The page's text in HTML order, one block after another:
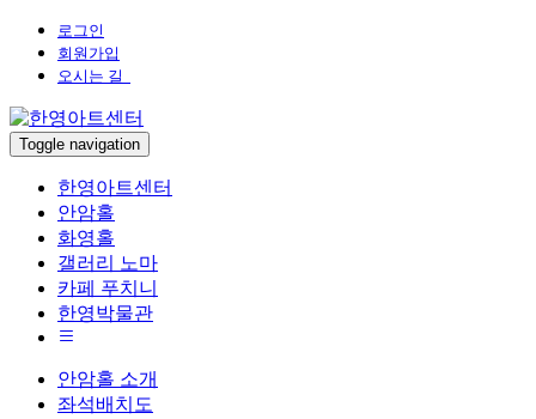
로그인
회원가입
오시는 길
Toggle navigation
한영아트센터
안암홀
화영홀
갤러리 노마
카페 푸치니
한영박물관
안암홀 소개
좌석배치도